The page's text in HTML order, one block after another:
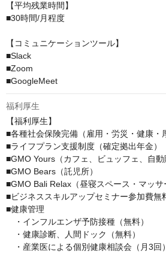
【平均残業時間】
■30時間/月程度
【コミュニケーションツール】
■Slack
■Zoom
■GoogleMeet
福利厚生
【福利厚生】
■各種社会保険完備（雇用・労災・健康・
■ライフプラン支援制度（確定拠出年金）
■GMO Yours（カフェ、ビュッフェ、自動
■GMO Bears（託児所）
■GMO Bali Relax（昼寝スペース・マッサ
■ビジネススキルアップセミナー参加費無
■健康管理
・インフルエンザ予防接種（無料）
・健康診断、人間ドック（無料）
・産業医による個別健康相談会（月3回）